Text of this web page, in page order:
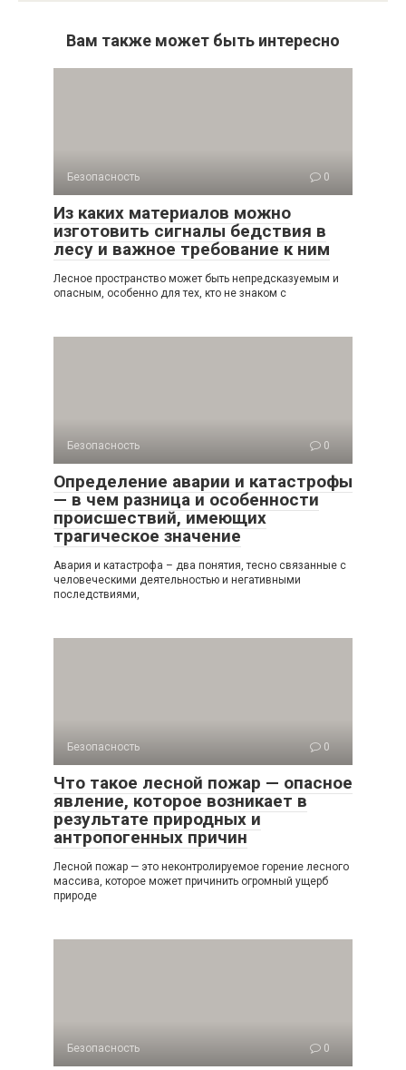
Вам также может быть интересно
Безопасность 0
Из каких материалов можно
изготовить сигналы бедствия в
лесу и важное требование к ним
Лесное пространство может быть непредсказуемым и
опасным, особенно для тех, кто не знаком с
Безопасность 0
Определение аварии и катастрофы
— в чем разница и особенности
происшествий, имеющих
трагическое значение
Авария и катастрофа – два понятия, тесно связанные с
человеческими деятельностью и негативными
последствиями,
Безопасность 0
Что такое лесной пожар — опасное
явление, которое возникает в
результате природных и
антропогенных причин
Лесной пожар — это неконтролируемое горение лесного
массива, которое может причинить огромный ущерб
природе
Безопасность 0